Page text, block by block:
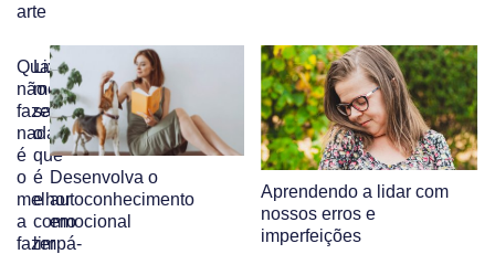
arte
Quando
não
fazer
nada
é
o
melhor
a
fazer
Lixo
mental:
saiba
o
que
é
e
como
limpá-
Desenvolva o
autoconhecimento
emocional
Aprendendo a lidar com
nossos erros e
imperfeições